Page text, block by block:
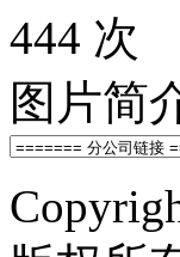
444 次
图片简